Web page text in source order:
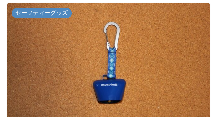
セーフティーグッズ